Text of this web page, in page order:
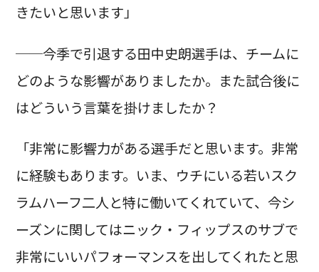
きたいと思います」
──今季で引退する田中史朗選手は、チームに
どのような影響がありましたか。また試合後に
はどういう言葉を掛けましたか？
「非常に影響力がある選手だと思います。非常
に経験もあります。いま、ウチにいる若いスク
ラムハーフ二人と特に働いてくれていて、今シ
ーズンに関してはニック・フィップスのサブで
非常にいいパフォーマンスを出してくれたと思